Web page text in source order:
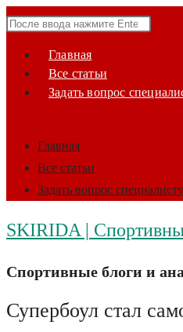
Перейти
к
содержимому
Поиск
сайте
Главная
Все статьи
Задать вопрос
Главная
Все статьи
Задать вопрос специалисту
SKIRIDA |
Спортивные блоги и
Супербоул стал